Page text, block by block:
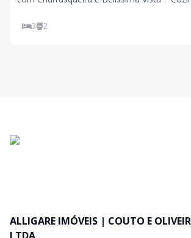
* Banheiro Social Planejado * Lavabo *
3 2
ALLIGARE IMÓVEIS | COUTO E